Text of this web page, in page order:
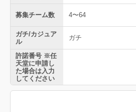
募集チーム数 4〜64
ガチ/カジュア
ル
ガチ
許諾番号 ※任
天堂に申請し
た場合は入力
してください